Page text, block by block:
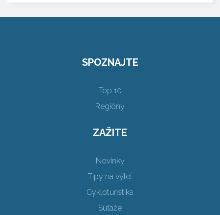
SPOZNAJTE
Top 10
Regióny
ZAŽITE
Novinky
Tipy na výlet
Cykloturistika
Súťaže